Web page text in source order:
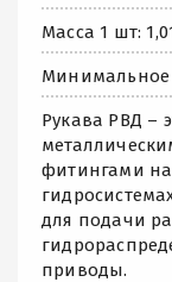
Масса 1 шт:
Минимальное
Рукава РВД –
фитингами
для подачи
приводы.